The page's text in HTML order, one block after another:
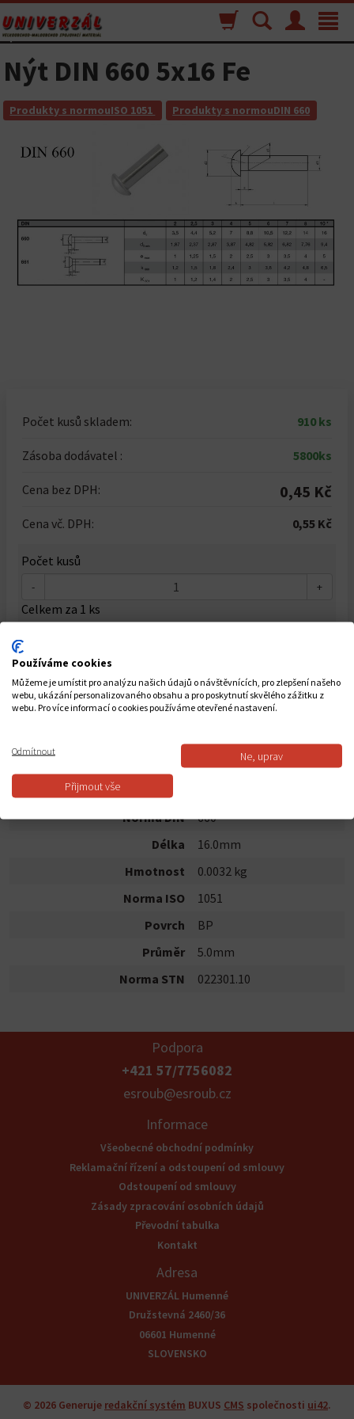
Toggle
Menu
Vyhľadávanie
Nákupný
košík
Nýt DIN 660 5x16 Fe
Produkty s normouISO 1051 Produkty s normouDIN 660
Počet kusů skladem: 910 ks
Zásoba dodávatel : 5800ks
Cena bez DPH: 0,45 Kč
Cena vč. DPH: 0,55 Kč
Počet kusů
- +
Celkem za 1 ks
Do košíku
POPIS PRODUKTU
Norma DIN
660
Délka
16.0mm
Hmotnost
0.0032 kg
Norma ISO
1051
Povrch
BP
Průměr
5.0mm
Norma STN
022301.10
Podpora
+421 57/7756082
esroub@esroub.cz
Informace
Všeobecné obchodní podmínky
Reklamační řízení a odstoupení od smlouvy
Odstoupení od smlouvy
Zásady zpracování osobních údajů
Převodní tabulka
Kontakt
Adresa
UNIVERZÁL Humenné
Družstevná 2460/36
06601 Humenné
SLOVENSKO
© 2026 Generuje redakční systém BUXUS CMS společnosti ui42.
Používáme cookies
Můžeme je umístit pro analýzu našich údajů o návštěvnících, pro zlepšení našeho
webu, ukázání personalizovaného obsahu a pro poskytnutí skvělého zážitku z
webu. Pro více informací o cookies používáme otevřené nastavení.
Odmítnout Ne, uprav
Přijmout vše